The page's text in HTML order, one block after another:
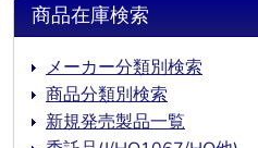
商品在庫検索
メーカー分類別検索
商品分類別検索
新規発売製品一覧